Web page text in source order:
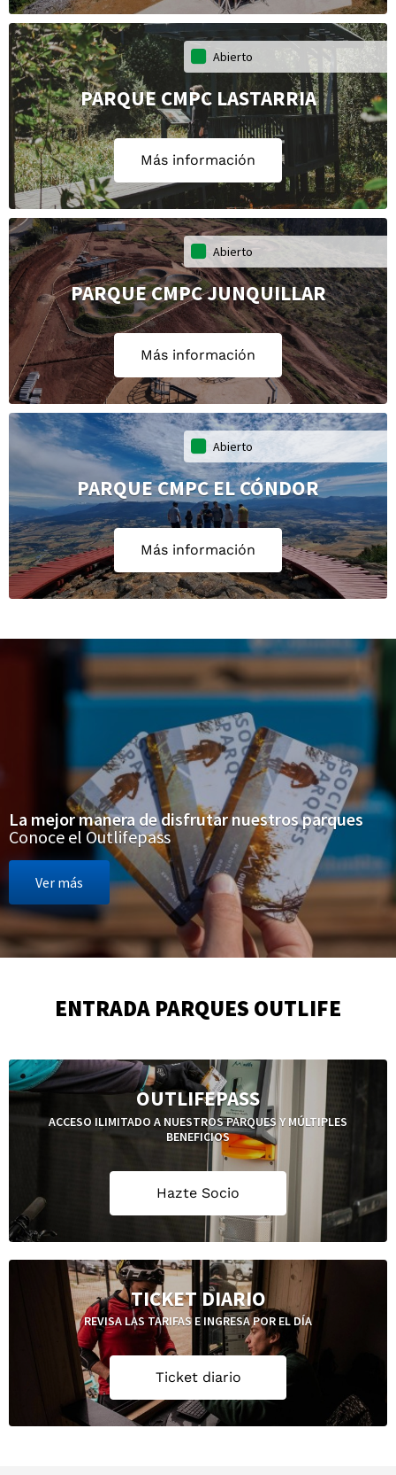
Abierto
PARQUE CMPC LASTARRIA
Más información
Abierto
PARQUE CMPC JUNQUILLAR
Más información
Abierto
PARQUE CMPC EL CÓNDOR
Más información
La mejor manera de disfrutar nuestros parques
Conoce el Outlifepass
Ver más
ENTRADA PARQUES OUTLIFE
OUTLIFEPASS
ACCESO ILIMITADO A NUESTROS PARQUES Y MÚLTIPLES
BENEFICIOS
Hazte Socio
TICKET DIARIO
REVISA LAS TARIFAS E INGRESA POR EL DÍA
Ticket diario